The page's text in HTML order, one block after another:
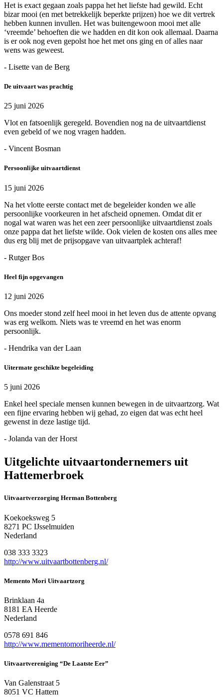
Het is exact gegaan zoals pappa het het liefste had gewild. Echt
bizar mooi (en met betrekkelijk beperkte prijzen) hoe we dit vertrek
hebben kunnen invullen. Het was buitengewoon mooi met alle
‘vreemde’ behoeften die we hadden en dit kon ook allemaal. Daarna
is er ook nog even gepolst hoe het met ons ging en of alles naar
wens was geweest.
- Lisette van de Berg
De uitvaart was prachtig
25 juni 2026
Vlot en fatsoenlijk geregeld. Bovendien nog na de uitvaartdienst
even gebeld of we nog vragen hadden.
- Vincent Bosman
Persoonlijke uitvaartdienst
15 juni 2026
Na het vlotte eerste contact met de begeleider konden we alle
persoonlijke voorkeuren in het afscheid opnemen. Omdat dit er
nogal wat waren was het een zeer persoonlijke uitvaartdienst zoals
onze pappa dat het liefste wilde. Ook vielen de kosten ons alles mee
dus erg blij met de prijsopgave van uitvaartplek achteraf!
- Rutger Bos
Heel fijn opgevangen
12 juni 2026
Ons moeder stond zelf heel mooi in het leven dus de attente opvang
was erg welkom. Niets was te vreemd en het was enorm
persoonlijk.
- Hendrika van der Laan
Uitermate geschikte begeleiding
5 juni 2026
Enkel heel speciale mensen kunnen bewegen in de uitvaartzorg. Wat
een fijne ervaring hebben wij gehad, zo eigen dat was echt heel
gewenst in deze lastige tijd.
- Jolanda van der Horst
Uitgelichte uitvaartondernemers uit
Hattemerbroek
Uitvaartverzorging Herman Bottenberg
Koekoeksweg 5
8271 PC IJsselmuiden
Nederland
038 333 3323
http://www.uitvaartbottenberg.nl/
Memento Mori Uitvaartzorg
Brinklaan 4a
8181 EA Heerde
Nederland
0578 691 846
http://www.mementomoriheerde.nl/
Uitvaartvereniging “De Laatste Eer”
Van Galenstraat 5
8051 VC Hattem